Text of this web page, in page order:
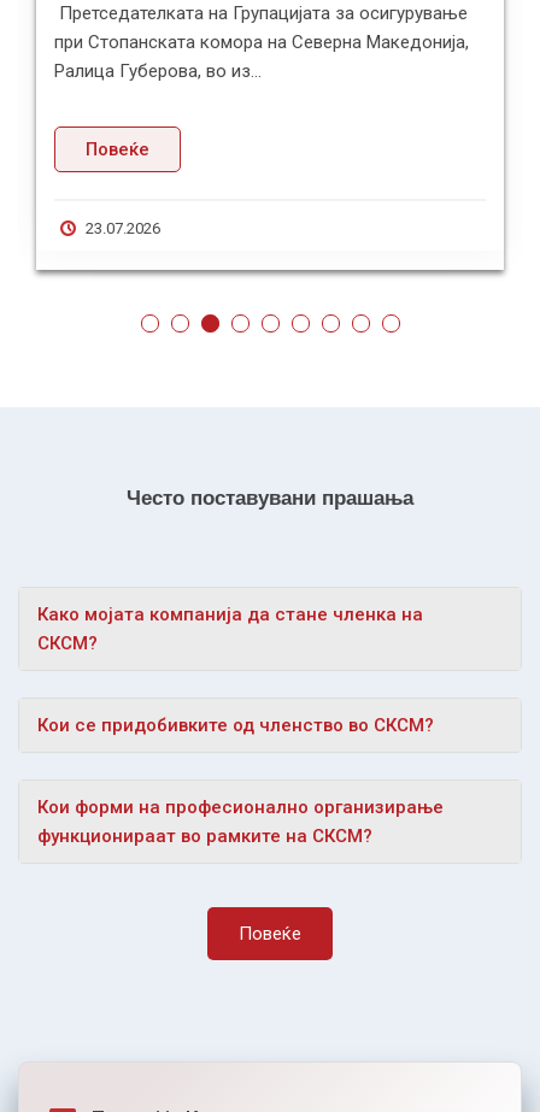
Претседателката на Групацијата за осигурување
при Стопанската комора на Северна Македонија,
Ралица Губерова, во из...
Повеќе
23.07.2026
Често поставувани прашања
Како мојата компанија да стане членка на
СКСМ?
Кои се придобивките од членство во СКСМ?
Кои форми на професионално организирање
функционираат во рамките на СКСМ?
Повеќе